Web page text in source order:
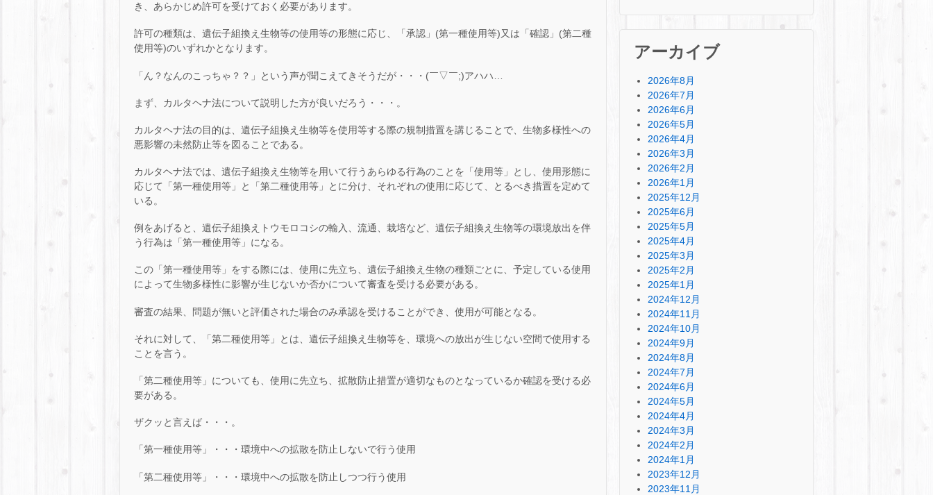
き、あらかじめ許可を受けておく必要があります。
許可の種類は、遺伝子組換え生物等の使用等の形態に応じ、「承認」(第一種使用等)又は「確認」(第二種
使用等)のいずれかとなります。
「ん？なんのこっちゃ？？」という声が聞こえてきそうだが・・・(￣▽￣;)アハハ…
まず、カルタヘナ法について説明した方が良いだろう・・・。
カルタヘナ法の目的は、遺伝子組換え生物等を使用等する際の規制措置を講じることで、生物多様性への
悪影響の未然防止等を図ることである。
カルタヘナ法では、遺伝子組換え生物等を用いて行うあらゆる行為のことを「使用等」とし、使用形態に
応じて「第一種使用等」と「第二種使用等」とに分け、それぞれの使用に応じて、とるべき措置を定めて
いる。
例をあげると、遺伝子組換えトウモロコシの輸入、流通、栽培など、遺伝子組換え生物等の環境放出を伴
う行為は「第一種使用等」になる。
この「第一種使用等」をする際には、使用に先立ち、遺伝子組換え生物の種類ごとに、予定している使用
によって生物多様性に影響が生じないか否かについて審査を受ける必要がある。
審査の結果、問題が無いと評価された場合のみ承認を受けることができ、使用が可能となる。
それに対して、「第二種使用等」とは、遺伝子組換え生物等を、環境への放出が生じない空間で使用する
ことを言う。
「第二種使用等」についても、使用に先立ち、拡散防止措置が適切なものとなっているか確認を受ける必
要がある。
ザクッと言えば・・・。
「第一種使用等」・・・環境中への拡散を防止しないで行う使用
「第二種使用等」・・・環境中への拡散を防止しつつ行う使用
アーカイブ
2026年8月
2026年7月
2026年6月
2026年5月
2026年4月
2026年3月
2026年2月
2026年1月
2025年12月
2025年6月
2025年5月
2025年4月
2025年3月
2025年2月
2025年1月
2024年12月
2024年11月
2024年10月
2024年9月
2024年8月
2024年7月
2024年6月
2024年5月
2024年4月
2024年3月
2024年2月
2024年1月
2023年12月
2023年11月